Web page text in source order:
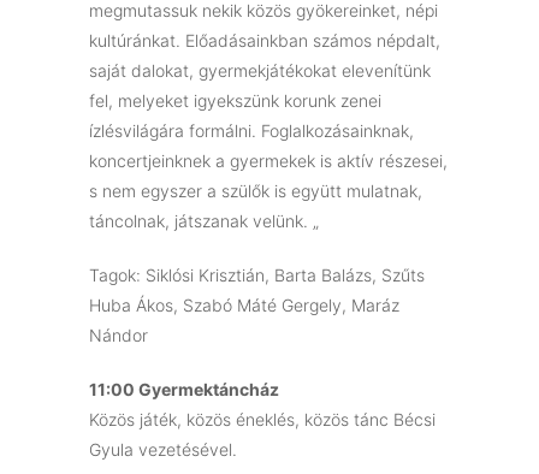
megmutassuk nekik közös gyökereinket, népi
kultúránkat. Előadásainkban számos népdalt,
saját dalokat, gyermekjátékokat elevenítünk
fel, melyeket igyekszünk korunk zenei
ízlésvilágára formálni. Foglalkozásainknak,
koncertjeinknek a gyermekek is aktív részesei,
s nem egyszer a szülők is együtt mulatnak,
táncolnak, játszanak velünk. „
Tagok: Siklósi Krisztián, Barta Balázs, Szűts
Huba Ákos, Szabó Máté Gergely, Maráz
Nándor
11:00 Gyermektáncház
Közös játék, közös éneklés, közös tánc Bécsi
Gyula vezetésével.